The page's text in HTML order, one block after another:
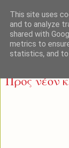
Σάββατο 27
Προς νέον
This site uses
and to analyze
shared with
metrics to
statistics, and